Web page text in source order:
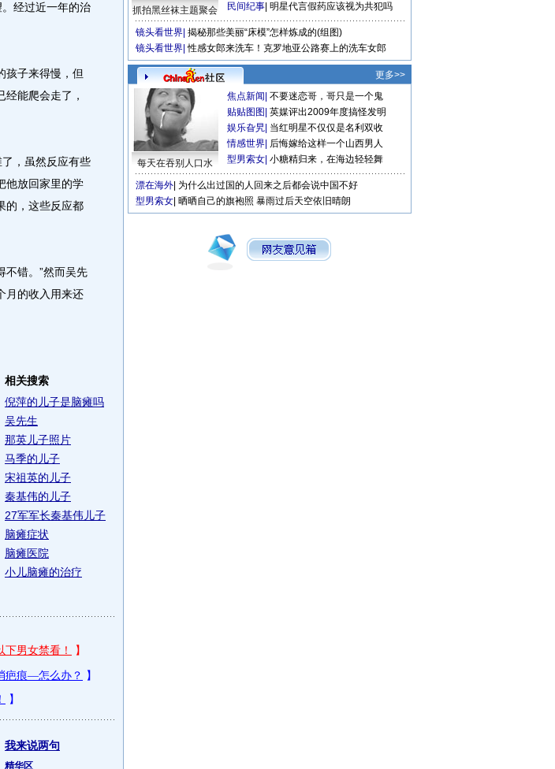
经过近一年的治
子来得慢，但
能爬会走了，
，虽然反应有些
他放回家里的学
的，这些反应都
错。”然而吴先
月的收入用来还
相关搜索
倪萍的儿子是脑瘫吗
吴先生
那英儿子照片
马季的儿子
宋祖英的儿子
秦基伟的儿子
27军军长秦基伟儿子
脑瘫症状
脑瘫医院
小儿脑瘫的治疗
我来说两句
精华区
抓拍黑丝袜主题聚会
民间纪事 明星代言假药应该视为共犯吗
镜头看世界 揭秘那些美丽“床模”怎样炼成的(组图)
镜头看世界 性感女郎来洗车！克罗地亚公路赛上的洗车女郎
更多>>
每天在吞别人口水
焦点新闻 不要迷恋哥，哥只是一个鬼
贴贴图图 英媒评出2009年度搞怪发明
娱乐旮旯 当红明星不仅仅是名利双收
情感世界 后悔嫁给这样一个山西男人
型男索女 小糖精归来，在海边轻轻舞
漂在海外 为什么出过国的人回来之后都会说中国不好
型男索女 晒晒自己的旗袍照 暴雨过后天空依旧晴朗